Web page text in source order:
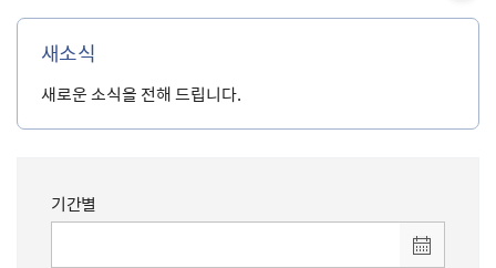
새소식
새로운 소식을 전해 드립니다.
기간별